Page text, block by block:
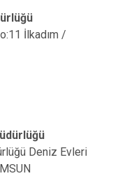
İlkadım /
Deniz Evleri